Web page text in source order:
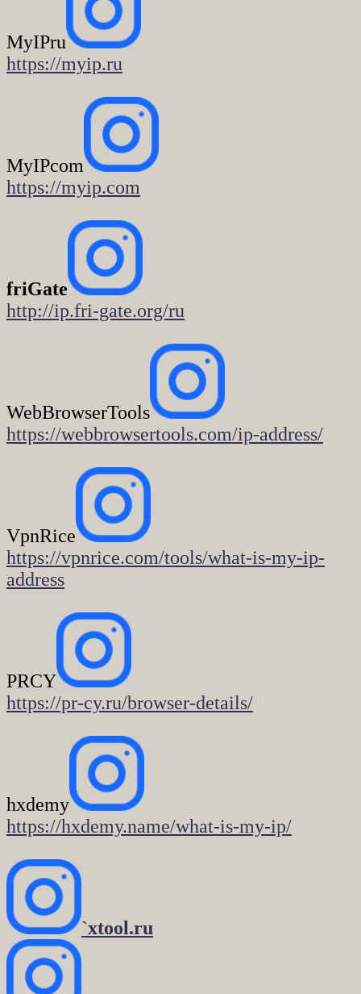
MyIPru
https://myip.ru
MyIPcom
https://myip.com
friGate
http://ip.fri-gate.org/ru
WebBrowserTools
https://webbrowsertools.com/ip-address/
VpnRice
https://vpnrice.com/tools/what-is-my-ip-
address
PRCY
https://pr-cy.ru/browser-details/
hxdemy
https://hxdemy.name/what-is-my-ip/
`xtool.ru